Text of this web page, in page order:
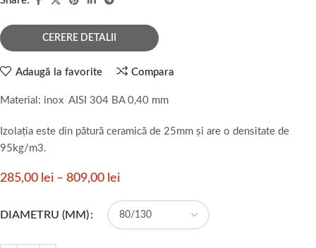
CERERE DETALII
Adaugă la favorite Compara
Material: inox AISI 304 BA 0,40 mm
Izolația este din pătură ceramică de 25mm și are o densitate de
95kg/m3.
285,00 lei – 809,00 lei
DIAMETRU (MM)